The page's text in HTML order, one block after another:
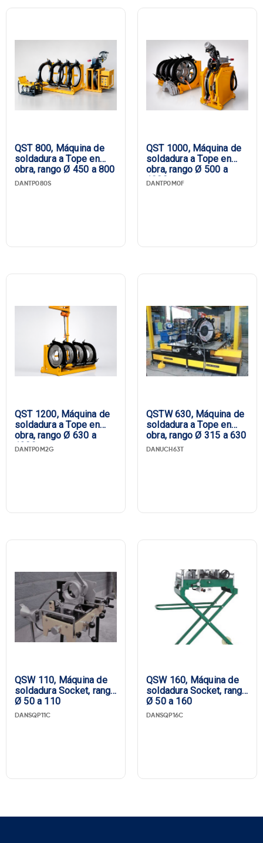
QST 800, Máquina de
soldadura a Tope en
obra, rango Ø 450 a 800
DANTP080S
QST 1000, Máquina de
soldadura a Tope en
obra, rango Ø 500 a
1000
DANTP0M0F
QST 1200, Máquina de
soldadura a Tope en
obra, rango Ø 630 a
1200
DANTP0M2G
QSTW 630, Máquina de
soldadura a Tope en
obra, rango Ø 315 a 630
DANUCH63T
QSW 110, Máquina de
soldadura Socket, rango
Ø 50 a 110
DANSQP11C
QSW 160, Máquina de
soldadura Socket, rango
Ø 50 a 160
DANSQP16C